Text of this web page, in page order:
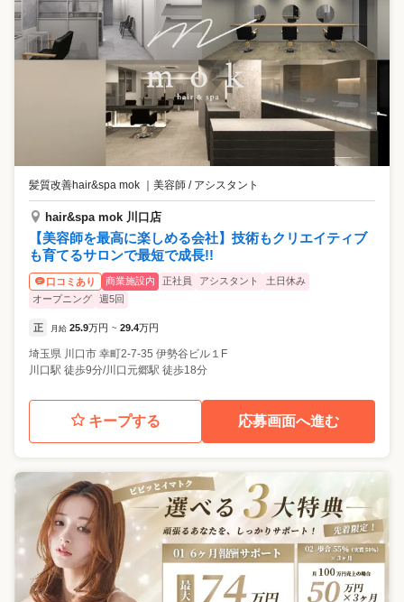
髪質改善hair&spa mok ｜ 美容師 / アシスタント
hair&spa mok 川口店
【美容師を最高に楽しめる会社】技術もクリエイティブ
も育てるサロンで最短で成長!!
口コミあり 商業施設内 正社員 アシスタント
土日休み
オープニング
週5回
正 月給 25.9万円 ~ 29.4万円
埼玉県 川口市 幸町2-7-35 伊勢谷ビル１F
川口駅 徒歩9分/川口元郷駅 徒歩18分
キープする 応募画面へ進む